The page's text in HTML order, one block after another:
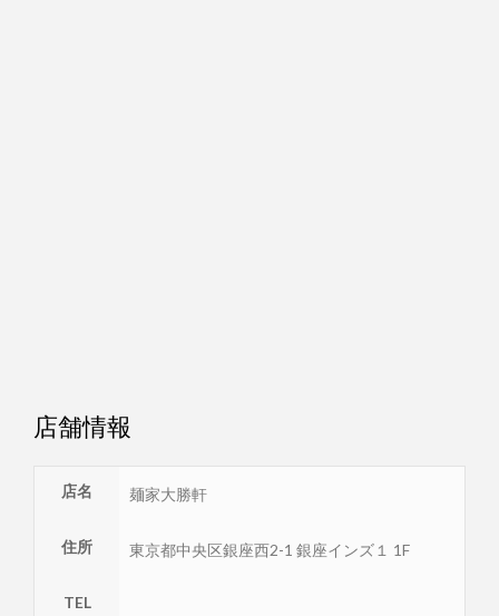
店舗情報
店名 麺家大勝軒
住所 東京都中央区銀座西2-1 銀座インズ１ 1F
TEL